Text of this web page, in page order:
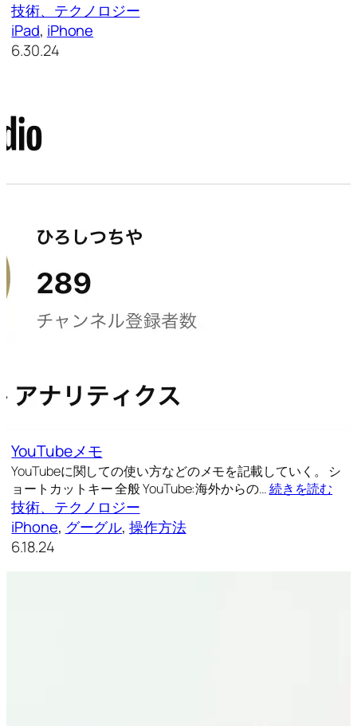
技術、テクノロジー
iPad, iPhone
6.30.24
YouTubeメモ
YouTubeに関しての使い方などのメモを記載していく。 シ
ョートカットキー 全般 YouTube:海外からの…続きを読む
技術、テクノロジー
iPhone, グーグル, 操作方法
6.18.24